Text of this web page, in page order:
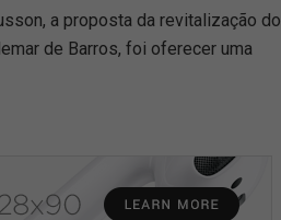
a proposta da revitalização do
de Barros, foi oferecer uma